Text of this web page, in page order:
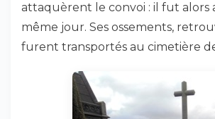
attaquèrent le convoi : il fut
même jour. Ses ossements,
furent transportés au cimetière